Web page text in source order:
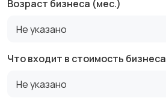
Возраст бизнеса (мес.)
Не указано
Что входит в стоимость бизнеса
Не указано